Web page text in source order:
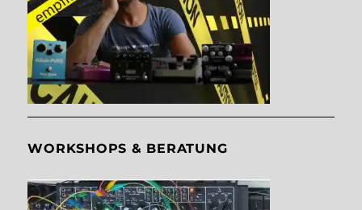
WORKSHOPS & BERATUNG